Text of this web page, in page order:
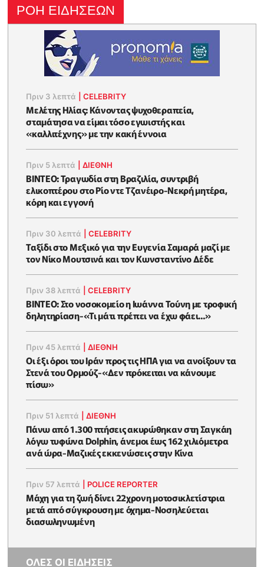
ΡΟΗ ΕΙΔΗΣΕΩΝ
Πριν 3 λεπτά |CELEBRITY
Μελέτης Ηλίας: Κάνοντας ψυχοθεραπεία,
σταμάτησα να είμαι τόσο εγωιστής και
«καλλιτέχνης» με την κακή έννοια
Πριν 5 λεπτά |ΔΙΕΘΝΗ
ΒΙΝΤΕΟ: Τραγωδία στη Βραζιλία, συντριβή
ελικοπτέρου στο Ρίο ντε Τζανέιρο-Νεκρή μητέρα,
κόρη και εγγονή
Πριν 30 λεπτά |CELEBRITY
Ταξίδι στο Μεξικό για την Ευγενία Σαμαρά μαζί με
τον Νίκο Μουτσινά και τον Κωνσταντίνο Δέδε
Πριν 38 λεπτά |CELEBRITY
ΒΙΝΤΕΟ: Στο νοσοκομείο η Ιωάννα Τούνη με τροφική
δηλητηρίαση-«Τι μάτι πρέπει να έχω φάει...»
Πριν 45 λεπτά |ΔΙΕΘΝΗ
Οι έξι όροι του Ιράν προς τις ΗΠΑ για να ανοίξουν τα
Στενά του Ορμούζ-«Δεν πρόκειται να κάνουμε
πίσω»
Πριν 51 λεπτά |ΔΙΕΘΝΗ
Πάνω από 1.300 πτήσεις ακυρώθηκαν στη Σαγκάη
λόγω τυφώνα Dolphin, άνεμοι έως 162 χιλιόμετρα
ανά ώρα-Μαζικές εκκενώσεις στην Κίνα
Πριν 57 λεπτά POLICE REPORTER
Μάχη για τη ζωή δίνει 22χρονη μοτοσικλετίστρια
μετά από σύγκρουση με όχημα-Νοσηλεύεται
διασωληνωμένη
ΟΛΕΣ ΟΙ ΕΙΔΗΣΕΙΣ